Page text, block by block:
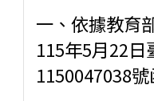
一、依據教育
115年5月22
1150047038號